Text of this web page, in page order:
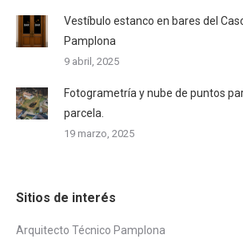
Vestíbulo estanco en bares del
Pamplona
9 abril, 2025
Fotogrametría y nube de puntos
parcela.
19 marzo, 2025
Sitios de interés
Arquitecto Técnico Pamplona